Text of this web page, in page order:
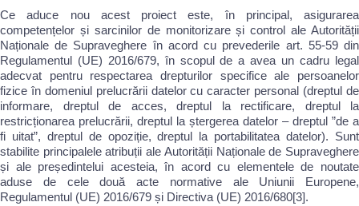
Ce aduce nou acest proiect este, în principal, asigurarea
competențelor și sarcinilor de monitorizare și control ale Autorității
Naționale de Supraveghere în acord cu prevederile art. 55-59 din
Regulamentul (UE) 2016/679, în scopul de a avea un cadru legal
adecvat pentru respectarea drepturilor specifice ale persoanelor
fizice în domeniul prelucrării datelor cu caracter personal (dreptul de
informare, dreptul de acces, dreptul la rectificare, dreptul la
restricționarea prelucrării, dreptul la ștergerea datelor – dreptul ”de a
fi uitat”, dreptul de opoziție, dreptul la portabilitatea datelor). Sunt
stabilite principalele atribuții ale Autorității Naționale de Supraveghere
și ale președintelui acesteia, în acord cu elementele de noutate
aduse de cele două acte normative ale Uniunii Europene,
Regulamentul (UE) 2016/679 și Directiva (UE) 2016/680[3].